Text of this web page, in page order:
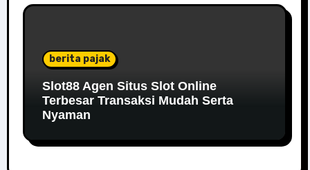
berita pajak
Slot88 Agen Situs Slot Online
Terbesar Transaksi Mudah Serta
Nyaman